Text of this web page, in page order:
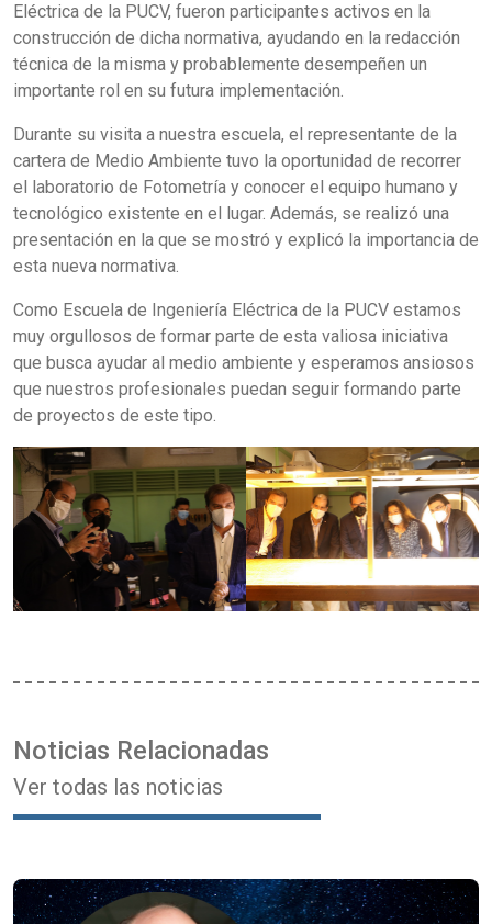
Eléctrica de la PUCV, fueron participantes activos en la
construcción de dicha normativa, ayudando en la redacción
técnica de la misma y probablemente desempeñen un
importante rol en su futura implementación.
Durante su visita a nuestra escuela, el representante de la
cartera de Medio Ambiente tuvo la oportunidad de recorrer
el laboratorio de Fotometría y conocer el equipo humano y
tecnológico existente en el lugar. Además, se realizó una
presentación en la que se mostró y explicó la importancia de
esta nueva normativa.
Como Escuela de Ingeniería Eléctrica de la PUCV estamos
muy orgullosos de formar parte de esta valiosa iniciativa
que busca ayudar al medio ambiente y esperamos ansiosos
que nuestros profesionales puedan seguir formando parte
de proyectos de este tipo.
Noticias Relacionadas
Ver todas las noticias